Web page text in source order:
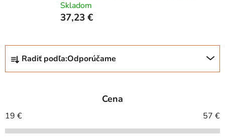
Skladom
37,23 €
R
d
i
e
Radiť podľa:Odporúčame
Cena
19 € 57 €